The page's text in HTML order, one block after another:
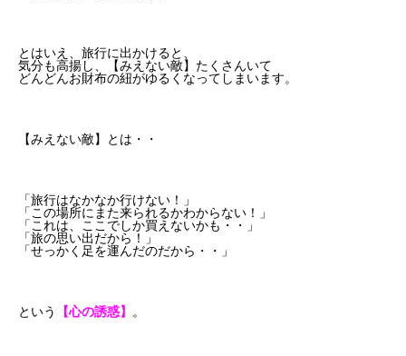
とはいえ、旅行に出かけると、
気分も高揚し、【みえない敵】たくさんいて
どんどんお財布の紐がゆるくなってしまいます。
【みえない敵】とは・・
「旅行はなかなか行けない！」
「この場所にまた来られるかわからない！」
「これは、ここでしか買えないかも・・」
「旅の思い出だから！」
「せっかく足を運んだのだから・・」
という 【心の誘惑】 。